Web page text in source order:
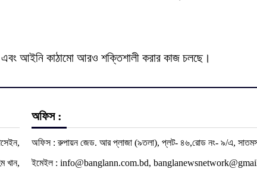
এবং আইনি কাঠামো আরও শক্তিশালী করার কাজ চলছে।
খান,
অফিস :
অফিস : রুপায়ন জেড. আর প্লাজা (৯তলা), প্লট- ৪৬,রোড নং- ৯/এ,
ইমেইল : info@banglann.com.bd,